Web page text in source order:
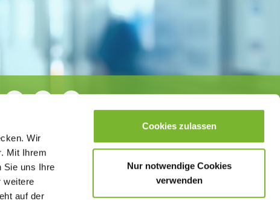
Wir
Mit Ihrem
Sie uns Ihre
weitere
auf der
Cookies zulassen
Nur notwendige Cookies
verwenden